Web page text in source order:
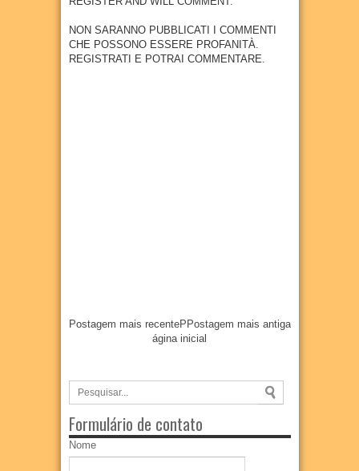
centes
meno
res de
15
anos
NON SARANNO PUBBLICATI I COMMENTI
CHE POSSONO ESSERE PROFANITÀ.
REGISTRATI E POTRAI COMMENTARE.
Postagem mais recente Postagem mais antiga
P
ágina inicial
Formulário de contato
Nome